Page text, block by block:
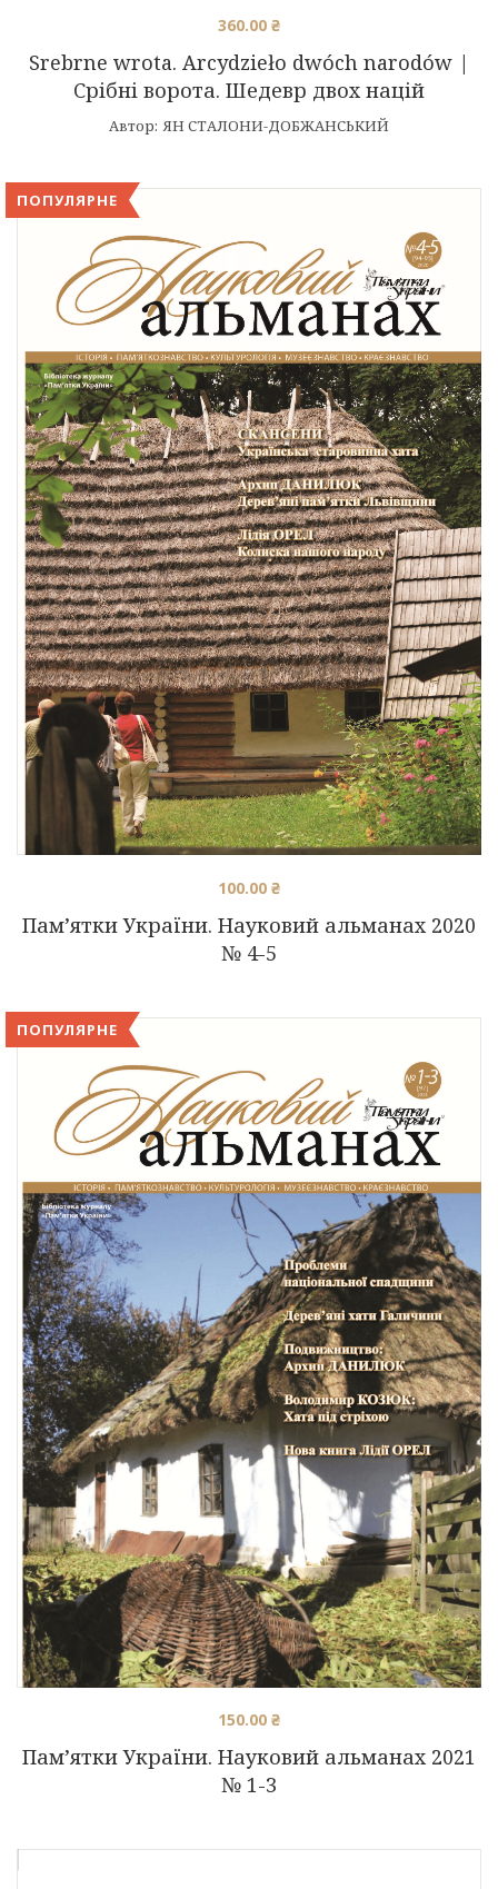
Srebrne wrota. Arcydzieło dwóch narodów |
Cрібні ворота. Шедевр двох націй
360.00 ₴
Автор: ЯН СТАЛОНИ-ДОБЖАНСЬКИЙ
ПОПУЛЯРНЕ
Пам’ятки України. Науковий альманах 2020
№ 4-5
100.00 ₴
ПОПУЛЯРНЕ
Пам’ятки України. Науковий альманах 2021
№ 1-3
150.00 ₴